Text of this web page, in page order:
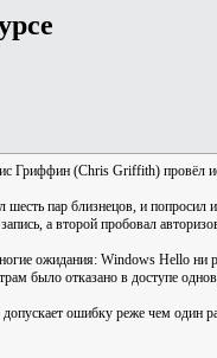
Гриффин (Chris Griffith) провёл
шесть пар близнецов, и
а второй пробовал
ожидания: Windows Hello ни
было отказано в доступе
ошибку реже чем один